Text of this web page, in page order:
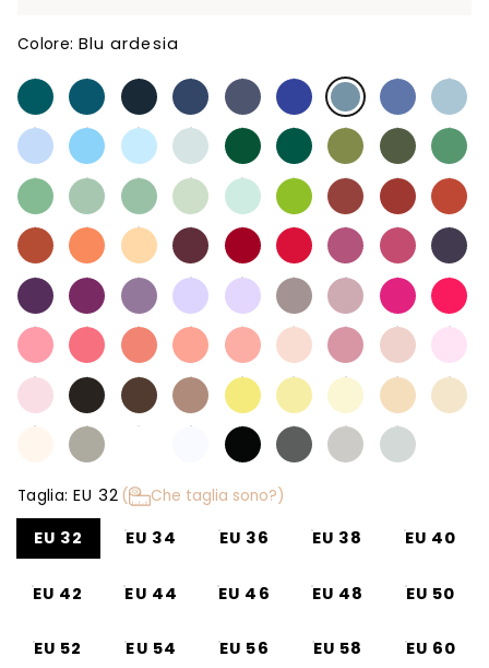
Colore:Blu ardesia
Taglia:EU 32 ( Che taglia sono?)
EU 32 EU 34 EU 36 EU 38 EU 40
EU 42 EU 44 EU 46 EU 48 EU 50
EU 52 EU 54 EU 56 EU 58 EU 60